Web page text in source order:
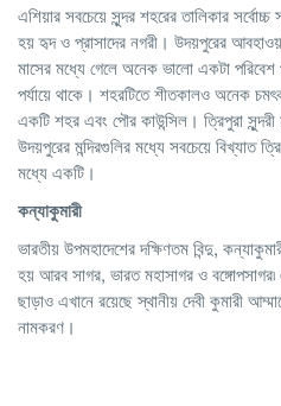
এশিয়ার সবচেয়ে সুন্দর শহরের তালিকার
হয় হৃদ ও প্রাসাদের নগরী। উদয়পুরের
মাসের মধ্যে গেলে অনেক ভালো একটা
পর্যায়ে থাকে। শহরটিতে শীতকালও অনেক
একটি শহর এবং পৌর কাউন্সিল। ত্রিপুরা
উদয়পুরের মন্দিরগুলির মধ্যে সবচেয়ে বিখ্যাত
মধ্যে একটি।
কন্যাকুমারী
ভারতীয় উপমহাদেশের দক্ষিণতম বিন্দু,
হয় আরব সাগর, ভারত মহাসাগর ও বঙ্গোপসাগর৷
ছাড়াও এখানে রয়েছে স্থানীয় দেবী কুমারী
নামকরণ।